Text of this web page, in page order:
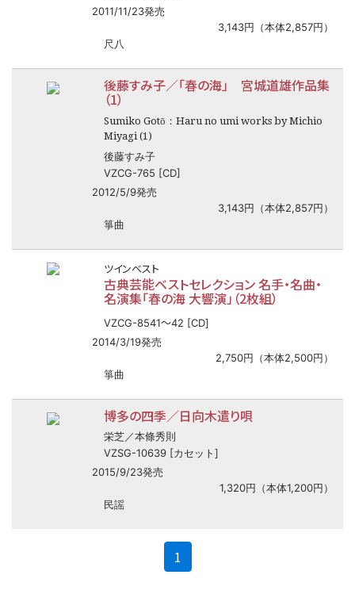
2011/11/23発売
3,143円（本体2,857円）
尺八
後藤すみ子／「春の海」 宮城道雄作品集
（1）
Sumiko Gotō：Haru no umi works by Michio
Miyagi (1)
後藤すみ子
VZCG-765 [CD]
2012/5/9発売
3,143円（本体2,857円）
箏曲
ツインベスト
古典芸能ベストセレクション 名手・名曲・
名演集「春の海 大響演」（2枚組）
VZCG-8541〜42 [CD]
2014/3/19発売
2,750円（本体2,500円）
箏曲
博多の四季／日向木遣り唄
栄芝／本條秀則
VZSG-10639 [カセット]
2015/9/23発売
1,320円（本体1,200円）
民謡
1